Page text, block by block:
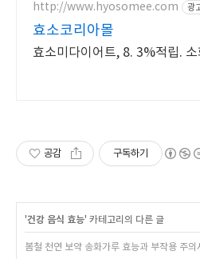
http://www.hyosomee.com 광
효소코리아몰
효소미다이어트, 8. 3%적립.
공감 구독하기
'건강 음식 효능' 카테고리의 다른 글
봄철 천연 보약 송화가루 효능과 부작용 주의